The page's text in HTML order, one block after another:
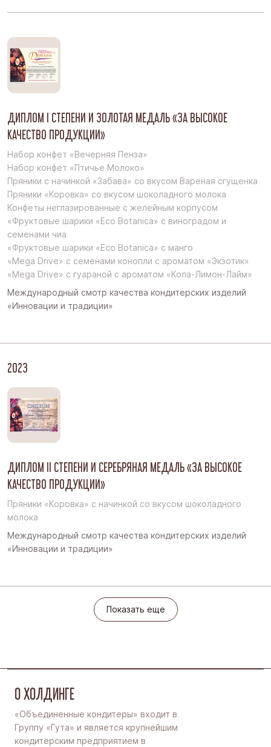
ДИПЛОМ I СТЕПЕНИ И ЗОЛОТАЯ МЕДАЛЬ «ЗА ВЫСОКОЕ
КАЧЕСТВО ПРОДУКЦИИ»
Набор конфет «Вечерняя Пенза»
Набор конфет «Птичье Молоко»
Пряники с начинкой «Забава» со вкусом Вареная сгущенка
Пряники «Коровка» со вкусом шоколадного молока
Конфеты неглазированные с желейным корпусом
«Фруктовые шарики «Eco Botanica» с виноградом и
семенами чиа
«Фруктовые шарики «Eco Botanica» с манго
«Mega Drive» с семенами конопли с ароматом «Экзотик»
«Mega Drive» с гуараной с ароматом «Кола-Лимон-Лайм»
Международный смотр качества кондитерских изделий
«Инновации и традиции»
2023
ДИПЛОМ II СТЕПЕНИ И СЕРЕБРЯНАЯ МЕДАЛЬ «ЗА ВЫСОКОЕ
КАЧЕСТВО ПРОДУКЦИИ»
Пряники «Коровка» с начинкой со вкусом шоколадного
молока
Международный смотр качества кондитерских изделий
«Инновации и традиции»
Показать еще
Показать еще
О ХОЛДИНГЕ
«Объединенные кондитеры» входит в
Группу «Гута» и является крупнейшим
кондитерским предприятием в